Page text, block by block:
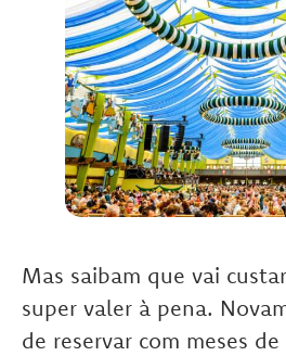
Mas saibam que vai
super valer à pena.
de reservar com meses